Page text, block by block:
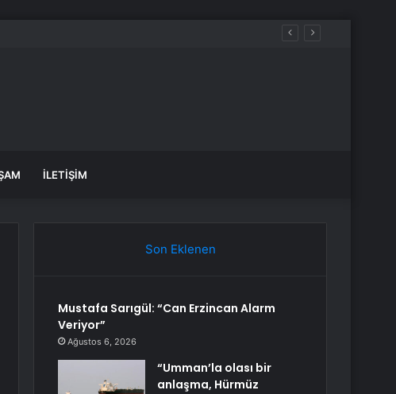
gelmiyor”
İLETIŞIM
Son Eklenen
Mustafa Sarıgül: “Can Erzincan Alarm
Veriyor”
Ağustos 6, 2026
“Umman’la olası bir
anlaşma, Hürmüz